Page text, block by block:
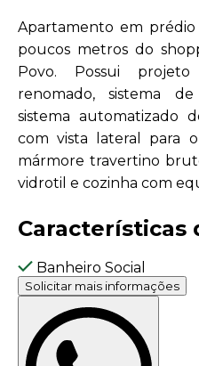
Apartamento em prédio
poucos metros do
Povo. Possui
renomado, sistema
sistema automatizado
com vista lateral para
mármore travertino
vidrotil e cozinha com
Características
Banheiro Social
Solicitar mais informações